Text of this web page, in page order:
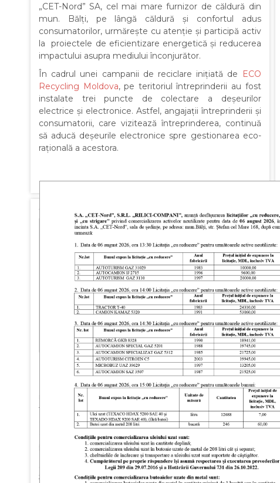
„CET-Nord” SA, cel mai mare furnizor de căldură din
mun. Bălți, pe lângă căldură și confortul adus
consumatorilor, urmărește cu atenție și participă activ
la proiectele de eficientizare energetică și reducerea
impactului asupra mediului înconjurător.
În cadrul unei campanii de reciclare inițiată de
ECO
Recycling Moldova, pe teritoriul întreprinderii au fost
instalate trei puncte de colectare a deșeurilor
electrice și electronice. Astfel, angajații întreprinderii și
consumatorii, care vizitează întreprinderea, continuă
să aducă deșeurile electronice spre gestionarea eco-
rațională a acestora.
ПРОЦЕДУРА ОТКАЗА ОТ КОМПЕНСАЦИИ
PUBLISHED: 21 JANUARY 2022
В условиях кризиса в энергетическом секторе и
внедрения механизма компенсации тарифов на
тепловую энергию, потребители, желающие внести
свой вклад в поддержку социально незащищённых
слоёв населения, могут отказаться от компенсации
разницы в цене за потребление тепловой энергии.
Для этого мы обеспечили процедуру подачи
заявления непосредственно на предприятии, либо